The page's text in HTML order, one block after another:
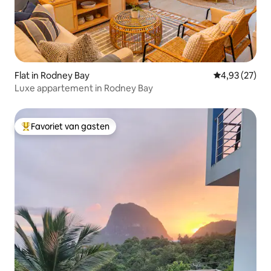
Flat in Rodney Bay Gemiddelde
4,93 (27)
Luxe appartement in Rodney Bay
Topfavoriet van gasten
Favoriet van gasten